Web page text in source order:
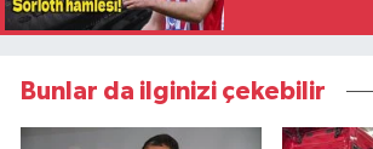
Bunlar da ilginizi çekebilir